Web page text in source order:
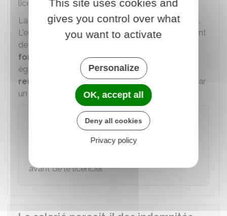
licenciement).
La lettre de licenciement doit êtreargumentée.
L'employeur doit préciser les éléments permettant
de
fonctionnement de l'entreprise
également indiquer et établir lanécessité de
remplacer définitivementle salarié
par
un
convention collectiveou un
peuventobliger
avant de le licencier.
This site uses cookies and
gives you control over what
you want to activate
Personalize
OK, accept all
Deny all cookies
Privacy policy